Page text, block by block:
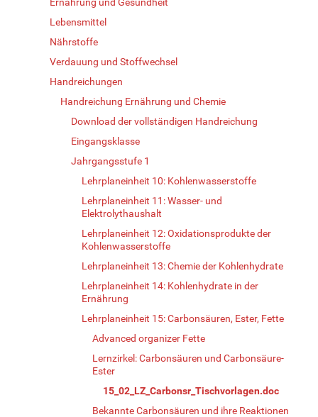
Lebensmittel
Nährstoffe
Verdauung und Stoffwechsel
Handreichungen
Handreichung Ernährung und Chemie
Download der vollständigen Handreichung
Eingangsklasse
Jahrgangsstufe 1
Lehrplaneinheit 10: Kohlenwasserstoffe
Lehrplaneinheit 11: Wasser- und
Elektrolythaushalt
Lehrplaneinheit 12: Oxidationsprodukte der
Kohlenwasserstoffe
Lehrplaneinheit 13: Chemie der Kohlenhydrate
Lehrplaneinheit 14: Kohlenhydrate in der
Ernährung
Lehrplaneinheit 15: Carbonsäuren, Ester, Fette
Advanced organizer Fette
Lernzirkel: Carbonsäuren und Carbonsäure-
Ester
15_02_LZ_Carbonsr_Tischvorlagen.doc
Bekannte Carbonsäuren und ihre Reaktionen